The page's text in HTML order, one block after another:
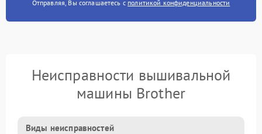
Отправляя, Вы соглашаетесь с политикой конфиденциальности
Неисправности вышивальной
машины Brother
Виды неисправностей